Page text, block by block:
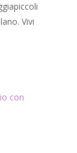
Vivi